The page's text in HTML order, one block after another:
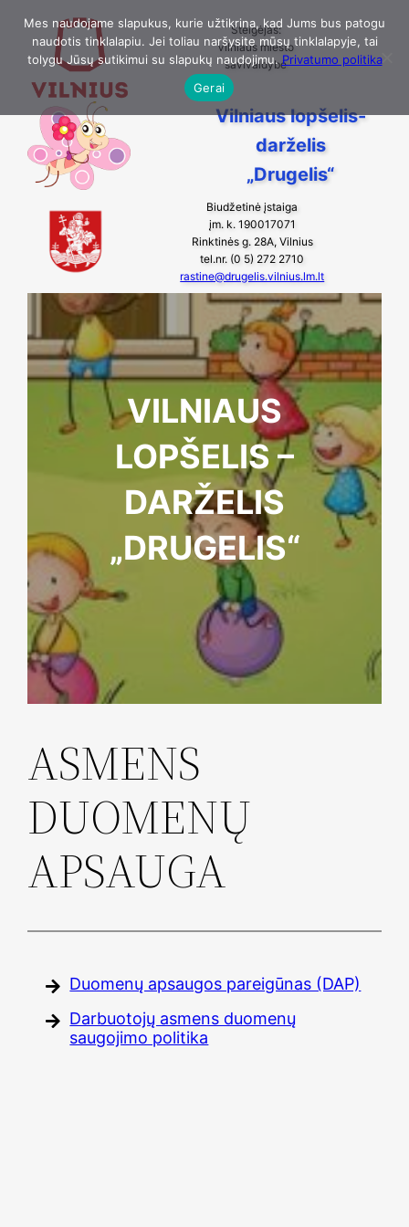
Eiti
prie
turinio
Steigėjas:
Vilniaus miesto
savivaldybė
Vilniaus lopšelis-
darželis
„Drugelis“
Biudžetinė įstaiga
įm. k. 190017071
Rinktinės g. 28A, Vilnius
tel.nr. (0 5) 272 2710
rastine@drugelis.vilnius.lm.lt
VILNIAUS
LOPŠELIS –
DARŽELIS
„DRUGELIS“
ASMENS
DUOMENŲ
APSAUGA
Duomenų apsaugos pareigūnas (DAP)
Darbuotojų asmens duomenų
saugojimo politika
Mes naudojame slapukus, kurie užtikrina, kad Jums bus patogu
naudotis tinklalapiu. Jei toliau naršysite mūsų tinklalapyje, tai
tolygu Jūsų sutikimui su slapukų naudojimu. Privatumo politika
Gerai